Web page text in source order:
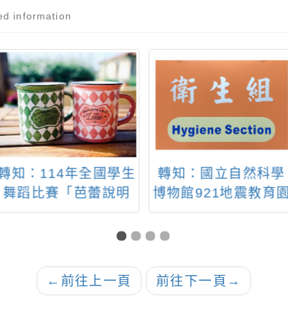
information
知：114年全國學生
舞蹈比賽「芭蕾說明
轉知：國立自然科學
博物館921地震教育園
及水土保持署共同製
供借用申請
← 前往上一頁 前往下一頁 →